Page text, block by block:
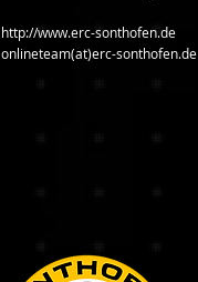
http://www.erc-sonthofen.de
onlineteam(at)erc-sonthofen.de